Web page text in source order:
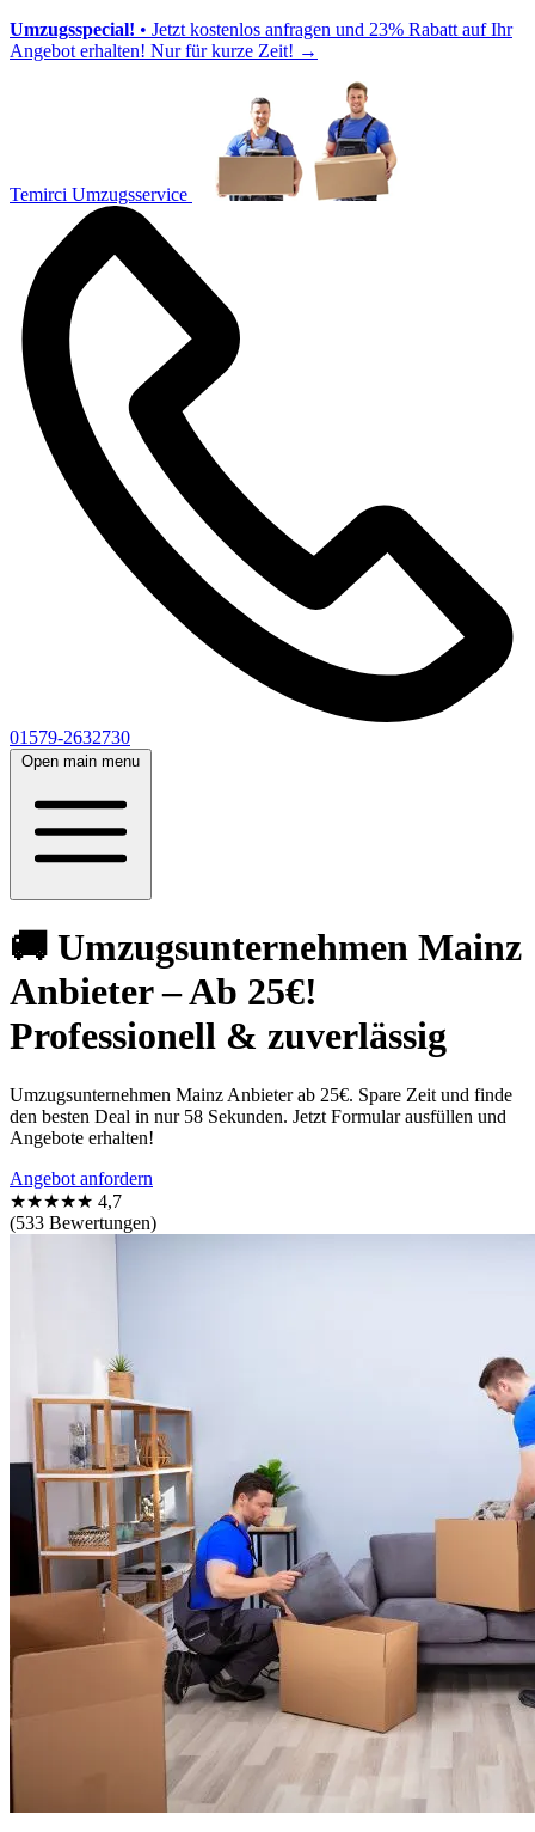
Umzugsspecial! • Jetzt kostenlos anfragen und 23% Rabatt auf Ihr
Angebot erhalten! Nur für kurze Zeit! →
Temirci Umzugsservice
01579-2632730
Open main menu
🚚 Umzugsunternehmen Mainz
Anbieter – Ab 25€!
Professionell & zuverlässig
Umzugsunternehmen Mainz Anbieter ab 25€. Spare Zeit und finde
den besten Deal in nur 58 Sekunden. Jetzt Formular ausfüllen und
Angebote erhalten!
Angebot anfordern
★★★★★ 4,7
(533 Bewertungen)